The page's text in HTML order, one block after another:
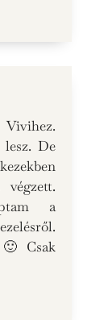
Vivihez.
De
a
Csak